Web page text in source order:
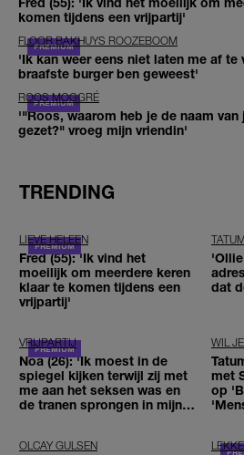
komen tijdens een vrijpartij'
FLOOR BAKHUYS ROOZEBOOM
'Ik kan weer eens niet laten me af
braafste burger ben geweest'
ROOS MOGGRÉ
'"Roos, waarom heb je de naam
gezet?" vroeg mijn vriendin'
TRENDING
LIEVE HELEEN
Fred (55): 'Ik vind het
moeilijk om meerdere keren
klaar te komen tijdens een
vrijpartij'
dat
VRIJPARTIJ
Noa (26): 'Ik moest in de
spiegel kijken terwijl zij met
me aan het seksen was en
de tranen sprongen in mijn
WIL
met
op
OLCAY GULSEN